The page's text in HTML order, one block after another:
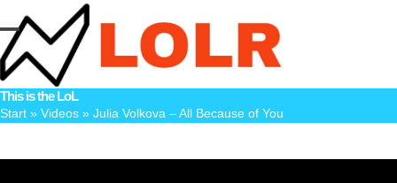
to
content
Open
mobile
menu
Close
mobile
menu
This is the LoL
Start » Videos » Julia Volkova – All Because of You